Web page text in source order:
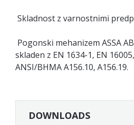
Skladnost z varnostnimi
Pogonski mehanizem ASSA
skladen z EN 1634-1, EN
ANSI/BHMA A156.10, A156.19.
DOWNLOADS